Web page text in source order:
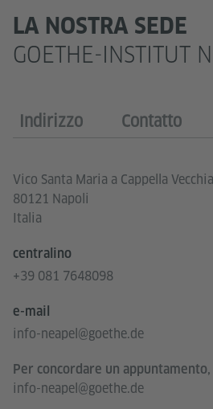
LA NOSTRA SEDE
GOETHE-INSTITUT
Indirizzo Contatto
Vico Santa Maria a Cappella
80121 Napoli
Italia
centralino
+39 081 7648098
e-mail
info-neapel@goethe.de
Per concordare un
info-neapel@goethe.de